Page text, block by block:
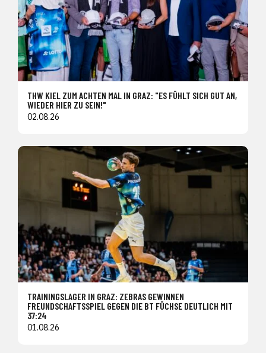
THW KIEL ZUM ACHTEN MAL IN GRAZ: "ES FÜHLT SICH GUT AN,
WIEDER HIER ZU SEIN!"
02.08.26
TRAININGSLAGER IN GRAZ: ZEBRAS GEWINNEN
FREUNDSCHAFTSSPIEL GEGEN DIE BT FÜCHSE DEUTLICH MIT
37:24
01.08.26